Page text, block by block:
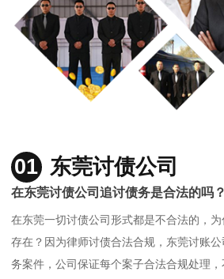
01 东莞讨债公司
在东莞讨债公司追讨债务是合法的吗？
在东莞一切讨债公司形式都是不合法的，
存在？因为律师讨债合法合规，东莞讨账
务案件，公司保证每个案子合法合规处理，